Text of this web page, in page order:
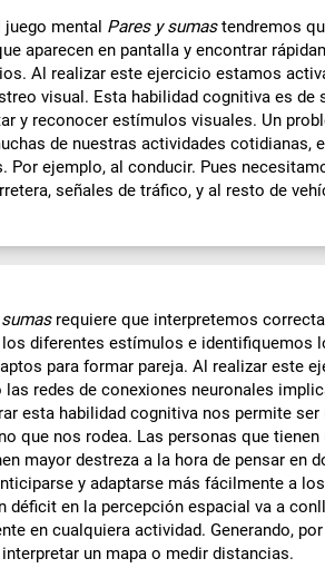
juego mental Pares y sumastendremos
aparecen en pantalla y encontrar
Al realizar este ejercicio estamos
visual. Esta habilidad cognitiva es de
y reconocer estímulos visuales. Un
de nuestras actividades cotidianas,
Por ejemplo, al conducir. Pues
señales de tráfico, y al resto de
requiere que interpretemos
diferentes estímulos e identifiquemos
para formar pareja. Al realizar este
redes de conexiones neuronales
esta habilidad cognitiva nos permite
que nos rodea. Las personas que tienen
mayor destreza a la hora de pensar en
y adaptarse más fácilmente a
déficit en la percepción espacial va a
en cualquiera actividad. Generando,
un mapa o medir distancias.